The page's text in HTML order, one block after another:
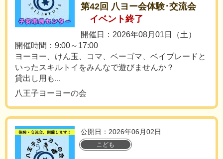
第42回 八ヨー会体験･交流会
イベント終了
開催日：2026年08月01日（土）
開催時間：9:00～17:00
ヨーヨー、けん玉、コマ、ベーゴマ、ベイブレードと
いったスキルトイをみんなで遊びませんか？
貸出し用も...
八王子ヨーヨーの会
公開日：2026年06月02日
こども